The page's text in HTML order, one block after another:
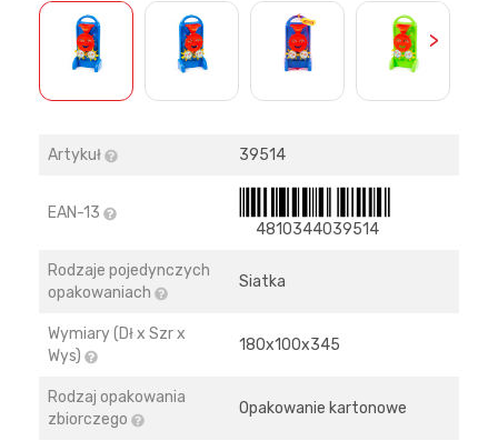
>
Artykuł 39514
EAN-13
4810344039514
Rodzaje pojedynczych
opakowaniach
Siatka
Wymiary (Dł x Szr x
Wys)
180х100х345
Rodzaj opakowania
zbiorczego
Opakowanie kartonowe